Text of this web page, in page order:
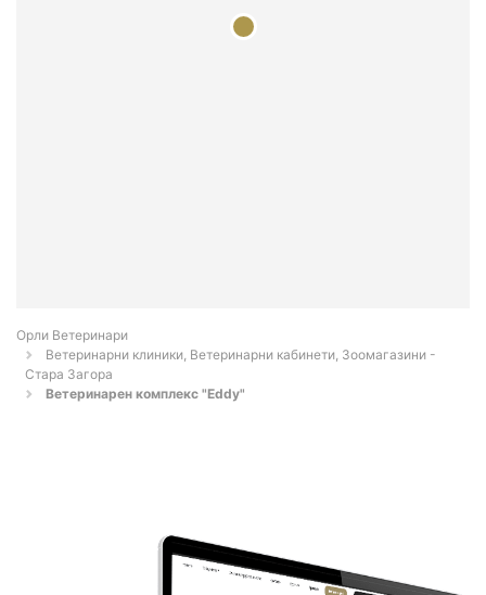
Орли Ветеринари
Ветеринарни клиники, Ветеринарни кабинети, Зоомагазини -
Стара Загора
Ветеринарен комплекс "Eddy"